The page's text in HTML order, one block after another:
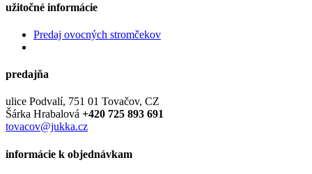
užitočné informácie
Predaj ovocných stromčekov
predajňa
ulice Podvalí, 751 01 Tovačov, CZ
Šárka Hrabalová +420 725 893 691
tovacov@jukka.cz
informácie k objednávkam